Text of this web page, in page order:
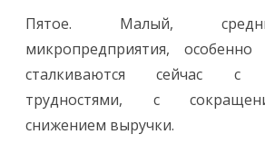
Пятое. Малый,
микропредприятия,
сталкиваются сейчас с
трудностями, с
снижением выручки.